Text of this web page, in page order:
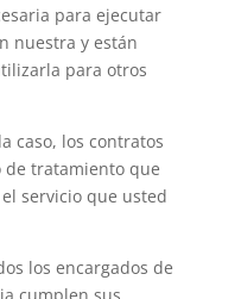
para ejecutar
nuestra y están
para otros
caso, los contratos
de tratamiento que
servicio que usted
los encargados de